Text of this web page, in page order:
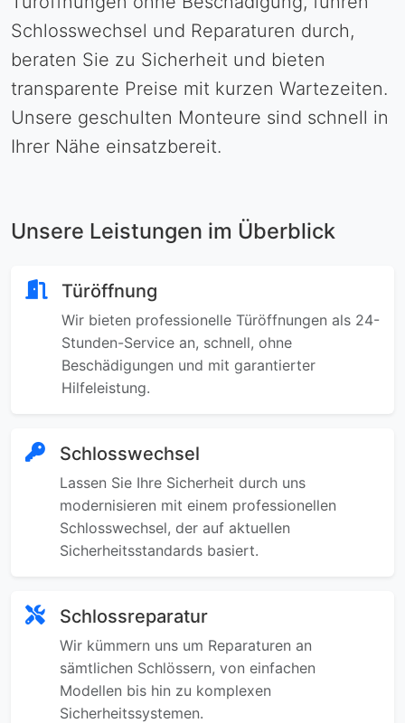
Schlosswechsel und Reparaturen durch,
beraten Sie zu Sicherheit und bieten
transparente Preise mit kurzen Wartezeiten.
Unsere geschulten Monteure sind schnell in
Ihrer Nähe einsatzbereit.
Unsere Leistungen im Überblick
Türöffnung
Wir bieten professionelle Türöffnungen als 24-
Stunden-Service an, schnell, ohne
Beschädigungen und mit garantierter
Hilfeleistung.
Schlosswechsel
Lassen Sie Ihre Sicherheit durch uns
modernisieren mit einem professionellen
Schlosswechsel, der auf aktuellen
Sicherheitsstandards basiert.
Schlossreparatur
Wir kümmern uns um Reparaturen an
sämtlichen Schlössern, von einfachen
Modellen bis hin zu komplexen
Sicherheitssystemen.